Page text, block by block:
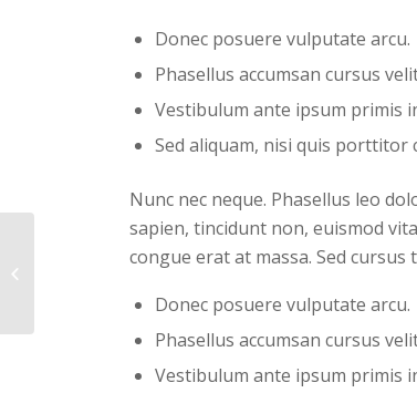
Donec posuere vulputate arcu.
Phasellus accumsan cursus
Vestibulum ante ipsum primis
Sed aliquam, nisi quis porttitor
Nunc nec neque. Phasellus leo
sapien, tincidunt non, euismod
congue erat at massa. Sed
Donec posuere vulputate arcu.
Phasellus accumsan cursus
Vestibulum ante ipsum primis
Entry with Post Format